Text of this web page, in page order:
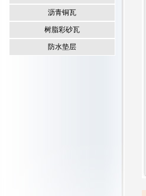
沥青铜瓦
树脂彩砂瓦
防水垫层